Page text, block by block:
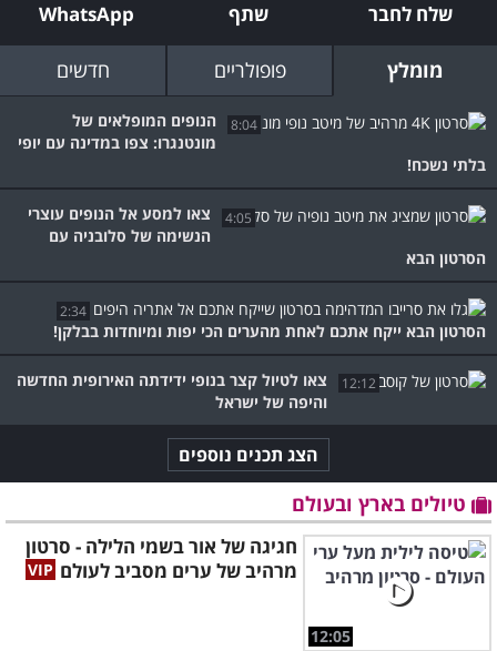
שלח לחבר שתף WhatsApp
מומלץ פופולריים חדשים
8:04
הנופים המופלאים של
מונטנגרו: צפו במדינה עם יופי
בלתי נשכח!
4:05
צאו למסע אל הנופים עוצרי
הנשימה של סלובניה עם
הסרטון הבא
2:34
הסרטון הבא ייקח אתכם לאחת מהערים הכי יפות ומיוחדות בבלקן!
12:12
צאו לטיול קצר בנופי ידידתה האירופית החדשה
והיפה של ישראל
הצג תכנים נוספים
טיולים בארץ ובעולם
12:05
חגיגה של אור בשמי הלילה - סרטון
מרהיב של ערים מסביב לעולם